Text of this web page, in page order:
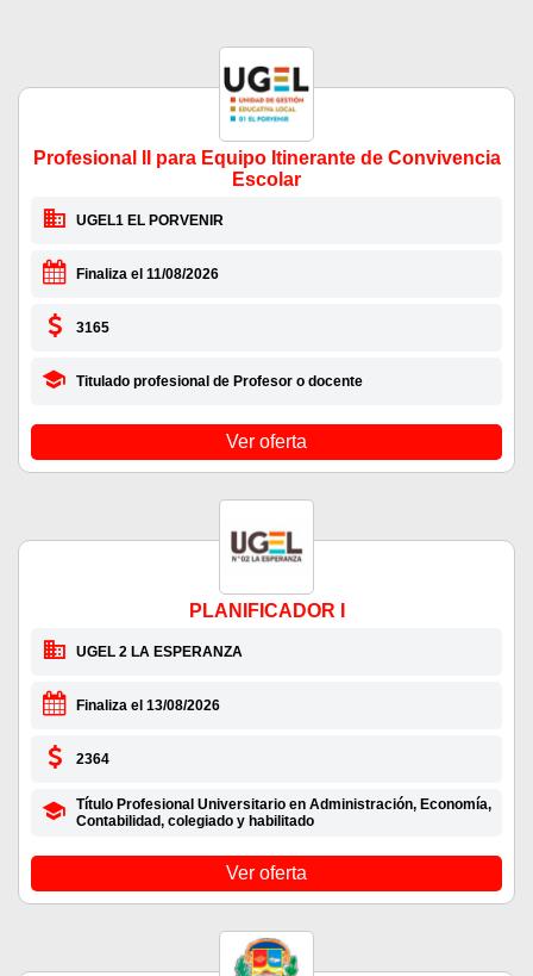
Profesional II para Equipo Itinerante de Convivencia
Escolar
UGEL1 EL PORVENIR
Finaliza el 11/08/2026
3165
Titulado profesional de Profesor o docente
Ver oferta
PLANIFICADOR I
UGEL 2 LA ESPERANZA
Finaliza el 13/08/2026
2364
Título Profesional Universitario en Administración, Economía,
Contabilidad, colegiado y habilitado
Ver oferta